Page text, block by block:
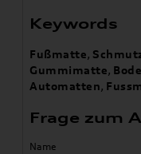
Keywords
Fußmatte,
Gummimatte,
Automatten,
Frage zum
Name